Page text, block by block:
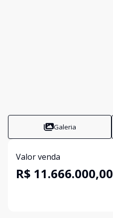
Galeria
Valor venda
R$ 11.666.000,00